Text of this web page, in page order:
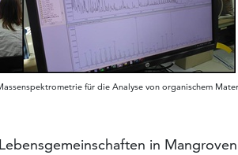
für die Analyse von organischem
in